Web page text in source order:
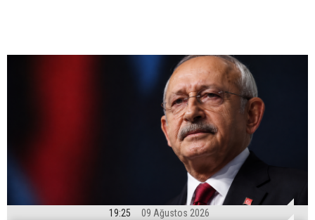
19:25 09 Ağustos 2026